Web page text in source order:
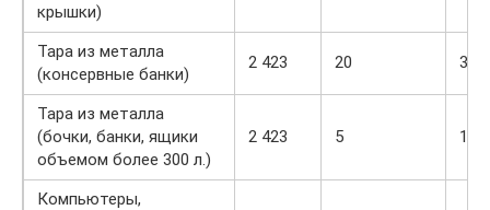
крышки)
Тара из металла
(консервные банки)
2 423 20 30
Тара из металла
(бочки, банки, ящики
объемом более 300 л.)
2 423 5 10
Компьютеры,